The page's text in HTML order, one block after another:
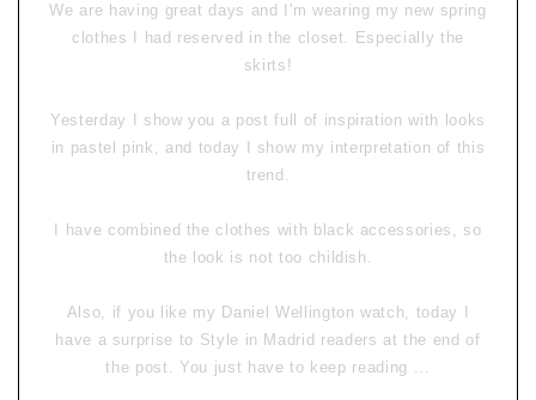
We are having great days and I'm wearing my new spring
clothes I
had reserved in the closet.
Especially the
skirts!
Yesterday I show you a post full of inspiration with
looks
in pastel pink, and today I show my interpretation of this
trend.
I have combined the clothes with black accessories , so
the
look is not too childish .
Also, if you like my Daniel Wellington watch, today
have a surprise to Style in Madrid readers at the end of
the post . You just have to keep reading ...